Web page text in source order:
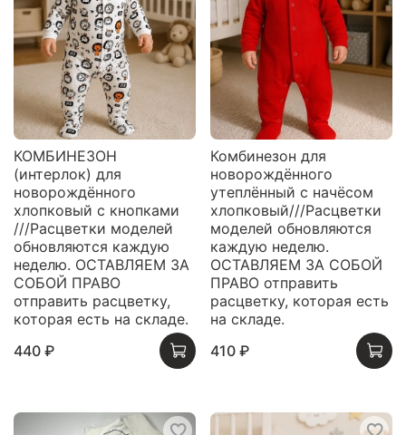
КОМБИНЕЗОН
(интерлок) для
новорождённого
хлопковый с кнопками
///Расцветки моделей
обновляются каждую
неделю. ОСТАВЛЯЕМ ЗА
СОБОЙ ПРАВО
отправить расцветку,
которая есть на складе.
440 ₽
Комбинезон для
новорождённого
утеплённый с начёсом
хлопковый///Расцветки
моделей обновляются
каждую неделю.
ОСТАВЛЯЕМ ЗА СОБОЙ
ПРАВО отправить
расцветку, которая есть
на складе.
410 ₽